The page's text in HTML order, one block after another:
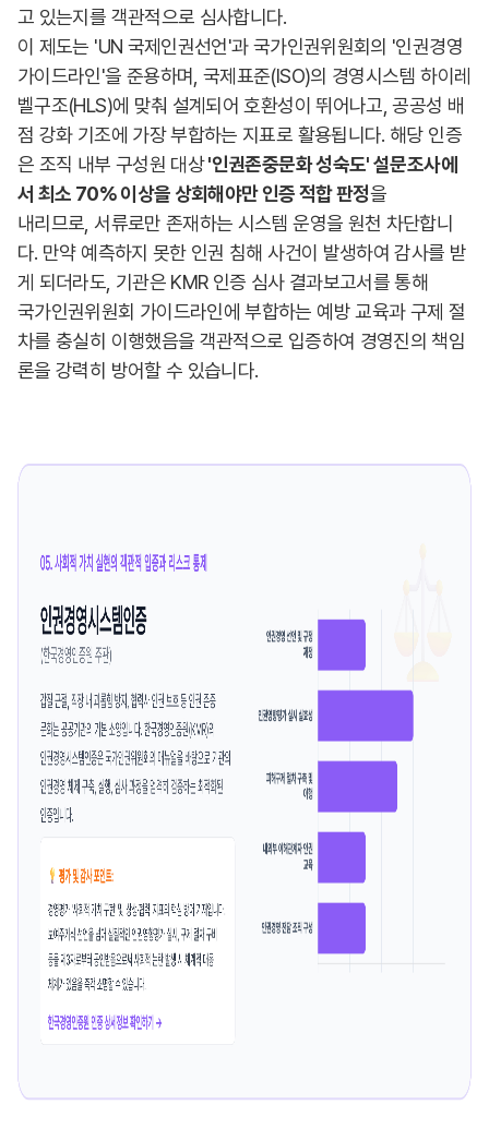
고 있는지를 객관적으로 심사합니다.
이 제도는 'UN 국제인권선언'과 국가인권위원회의 '인권경영
가이드라인'을 준용하며, 국제표준(ISO)의 경영시스템 하이레
벨구조(HLS)에 맞춰 설계되어 호환성이 뛰어나고, 공공성 배
점 강화 기조에 가장 부합하는 지표로 활용됩니다. 해당 인증
은 조직 내부 구성원 대상'인권존중문화 성숙도' 설문조사에
서 최소 70% 이상을 상회해야만 인증 적합 판정을
내리므로, 서류로만 존재하는 시스템 운영을 원천 차단합니
다. 만약 예측하지 못한 인권 침해 사건이 발생하여 감사를 받
게 되더라도, 기관은 KMR 인증 심사 결과보고서를 통해
국가인권위원회 가이드라인에 부합하는 예방 교육과 구제 절
차를 충실히 이행했음을 객관적으로 입증하여 경영진의 책임
론을 강력히 방어할 수 있습니다.